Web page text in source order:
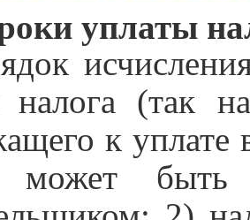
уплаты
(так
к
может